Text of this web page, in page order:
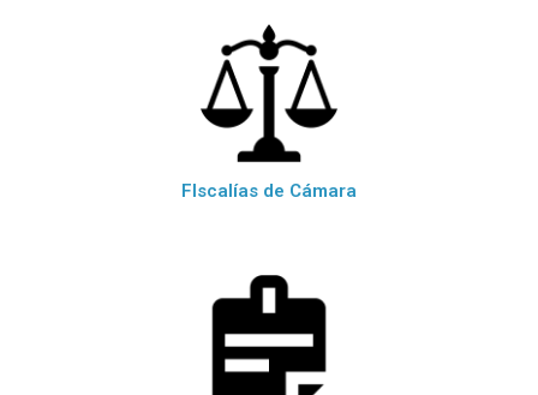
FIscalías de Cámara